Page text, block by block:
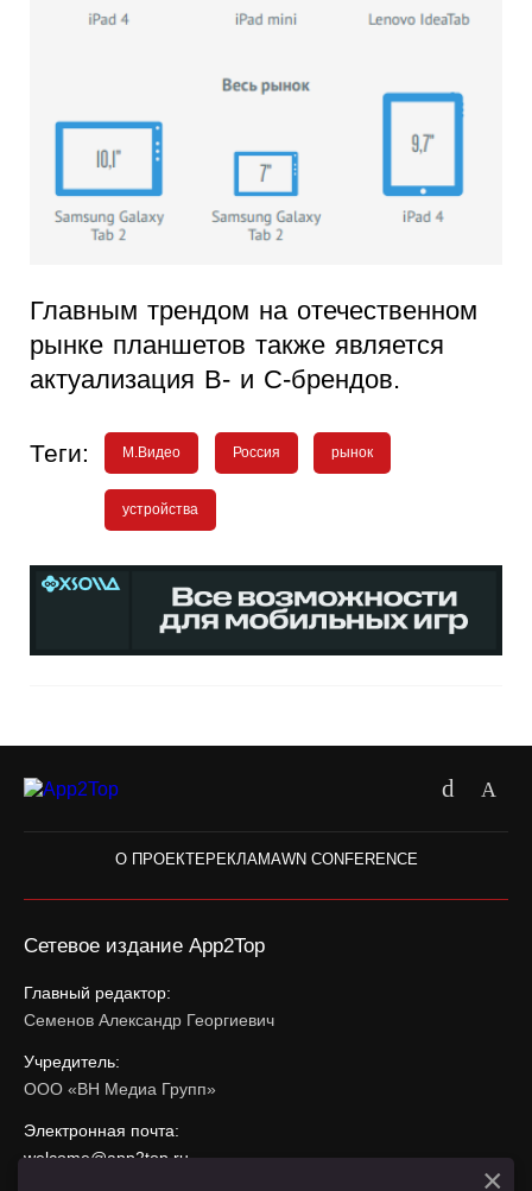
Главным трендом на отечественном
рынке планшетов также является
актуализация B- и C-брендов.
Теги: М.Видео Россия рынок
устройства
О ПРОЕКТЕРЕКЛАМАWN CONFERENCE
Сетевое издание App2Top
Главный редактор:
Семенов Александр Георгиевич
Учредитель:
ООО «ВН Медиа Групп»
Электронная почта:
welcome@app2top.ru
×